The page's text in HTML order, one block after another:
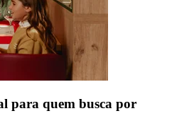
para quem busca por